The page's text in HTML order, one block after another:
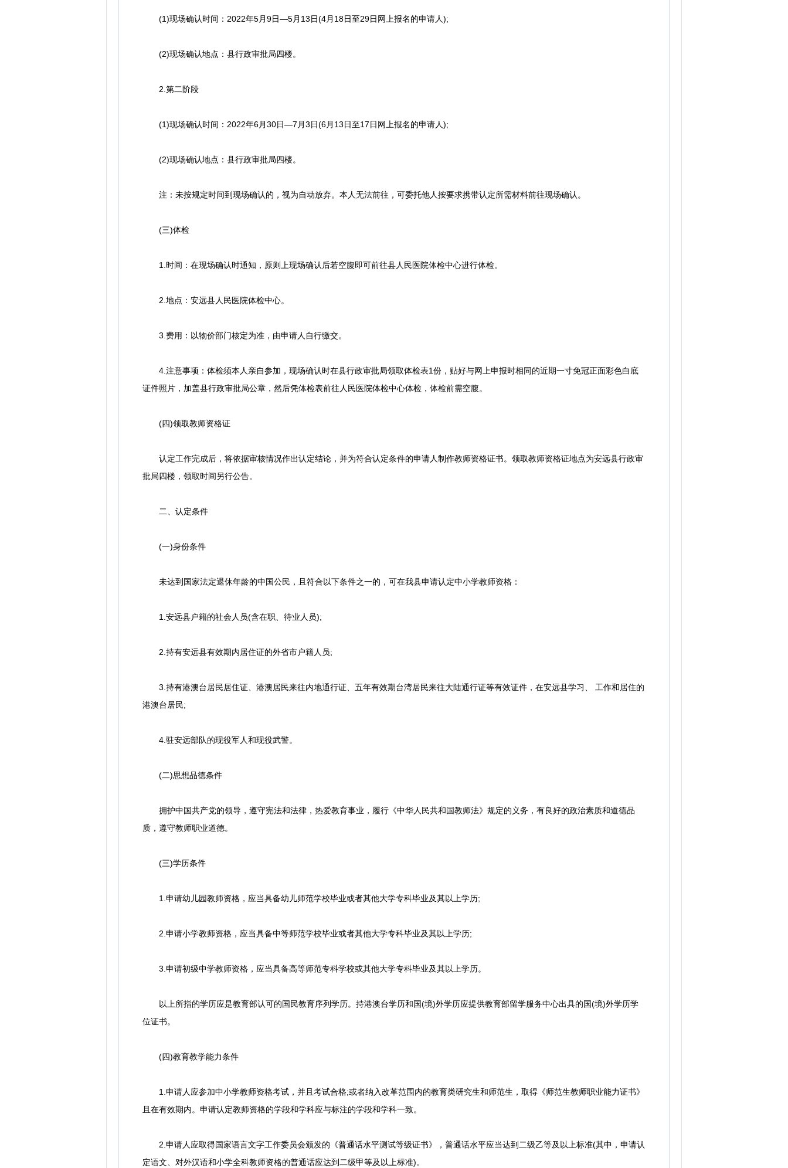
(1)现场确认时间：2022年5月9日—5月13日(4月18日至29日网上报名的申请人);
(2)现场确认地点：县行政审批局四楼。
2.第二阶段
(1)现场确认时间：2022年6月30日—7月3日(6月13日至17日网上报名的申请人);
(2)现场确认地点：县行政审批局四楼。
注：未按规定时间到现场确认的，视为自动放弃。本人无法前往，可委托他人按要求携带认定所需材料前往现场确认。
(三)体检
1.时间：在现场确认时通知，原则上现场确认后若空腹即可前往县人民医院体检中心进行体检。
2.地点：安远县人民医院体检中心。
3.费用：以物价部门核定为准，由申请人自行缴交。
4.注意事项：体检须本人亲自参加，现场确认时在县行政审批局领取体检表1份，贴好与网上申报时相同的近期一寸免冠正面彩色白底
证件照片，加盖县行政审批局公章，然后凭体检表前往人民医院体检中心体检，体检前需空腹。
(四)领取教师资格证
认定工作完成后，将依据审核情况作出认定结论，并为符合认定条件的申请人制作教师资格证书。领取教师资格证地点为安远县行政审
批局四楼，领取时间另行公告。
二、认定条件
(一)身份条件
未达到国家法定退休年龄的中国公民，且符合以下条件之一的，可在我县申请认定中小学教师资格：
1.安远县户籍的社会人员(含在职、待业人员);
2.持有安远县有效期内居住证的外省市户籍人员;
3.持有港澳台居民居住证、港澳居民来往内地通行证、五年有效期台湾居民来往大陆通行证等有效证件，在安远县学习、 工作和居住的
港澳台居民;
4.驻安远部队的现役军人和现役武警。
(二)思想品德条件
拥护中国共产党的领导，遵守宪法和法律，热爱教育事业，履行《中华人民共和国教师法》规定的义务，有良好的政治素质和道德品
质，遵守教师职业道德。
(三)学历条件
1.申请幼儿园教师资格，应当具备幼儿师范学校毕业或者其他大学专科毕业及其以上学历;
2.申请小学教师资格，应当具备中等师范学校毕业或者其他大学专科毕业及其以上学历;
3.申请初级中学教师资格，应当具备高等师范专科学校或其他大学专科毕业及其以上学历。
以上所指的学历应是教育部认可的国民教育序列学历。持港澳台学历和国(境)外学历应提供教育部留学服务中心出具的国(境)外学历学
位证书。
(四)教育教学能力条件
1.申请人应参加中小学教师资格考试，并且考试合格;或者纳入改革范围内的教育类研究生和师范生，取得《师范生教师职业能力证书》
且在有效期内。申请认定教师资格的学段和学科应与标注的学段和学科一致。
2.申请人应取得国家语言文字工作委员会颁发的《普通话水平测试等级证书》，普通话水平应当达到二级乙等及以上标准(其中，申请认
定语文、对外汉语和小学全科教师资格的普通话应达到二级甲等及以上标准)。